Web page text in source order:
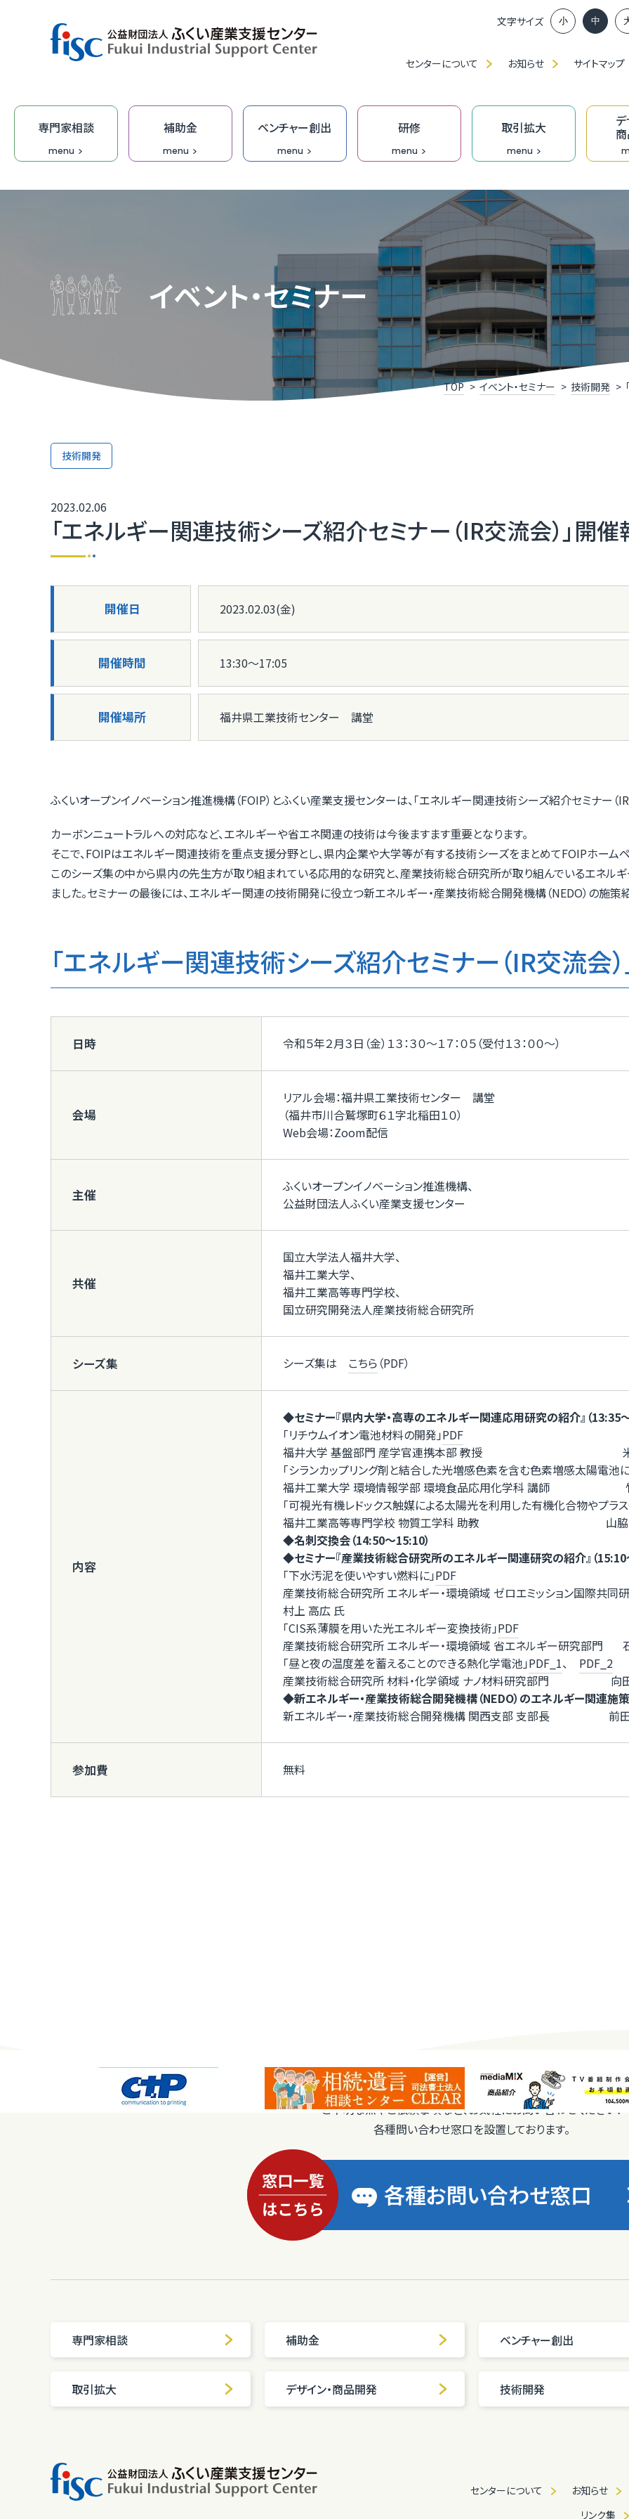
文字サイズ 小 中
センターについて お知らせ サイトマップ
専門家相談
menu
専門家の派遣 無
DX専門家派遣事業
取引かけこみ寺
補助金
menu
集客力アップに向けた課題解決応援事業助成金
ふくい創業活性化事業（成長支援）助成金 過
【参考】市町の融資・支援制度
ベンチャー創出
menu
ふくいベンチャー創出プロジェクト
福井ベンチャーピッチ ふ
IT起業家向け事務所等の貸出
研修
menu
「階層別」・「職種別／業種別」研修（中産大）
オーダーメイド研修 も
学びなおし支援
ふくいDXスクール
取引拡大
menu
デザイン研修 デ
ふくいクリエイティブホーム Cream（クリーム）
オープンイノベーション推進部賛助会員、
受託研究 技
ふくいオープンイノベーション推進機構
技術研究開発リンク集
IT・DX
無料IT相談窓口
伴走型DXプロジェクト支援事業［実行支援］
ふくいDX事例集
「ふくいDX推進宣言企業」登録企業・団体のご紹介 ふ
福井県IoT推進ラボ
イベント・セミナー
TOP イベント・セミナー 技術開発
技術開発
2023.02.06
「エネルギー関連技術シーズ紹介セミナー（IR交流会）」開
開催日 2023.02.03(金)
開催時間 13:30〜17:05
開催場所 福井県工業技術センター 講堂
ふくいオープンイノベーション推進機構（FOIP）とふくい産業支援センターは、「エネルギー関連技術シーズ紹介セミナー（
カーボンニュートラルへの対応など、エネルギーや省エネ関連の技術は今後ますます重要となります。
そこで、FOIPはエネルギー関連技術を重点支援分野とし、県内企業や大学等が有する技術シーズをまとめてFOIPホーム
このシーズ集の中から県内の先生方が取り組まれている応用的な研究と、産業技術総合研究所が取り組んでいるエネル
ました。セミナーの最後には、エネルギー関連の技術開発に役立つ新エネルギー・産業技術総合開発機構（NEDO）の施策
「エネルギー関連技術シーズ紹介セミナー（IR交流会）
日時 令和５年２月３日（金）１３：３０～１７：０５（受付１３：００～）
会場
リアル会場：福井県工業技術センター 講堂
（福井市川合鷲塚町６１字北稲田１０）
Web会場：Zoom配信
主催
ふくいオープンイノベーション推進機構、
公益財団法人ふくい産業支援センター
共催
国立大学法人福井大学、
福井工業大学、
福井工業高等専門学校、
国立研究開発法人産業技術総合研究所
シーズ集 シーズ集は こちら （PDF）
内容
◆セミナー『県内大学・高専のエネルギー関連応用研究の紹介』（13:35
「リチウムイオン電池材料の開発」PDF
福井大学 基盤部門 産学官連携本部 教授 米
「シランカップリング剤と結合した光増感色素を含む色素増感太陽電池
福井工業大学 環境情報学部 環境食品応用化学科 講師
「可視光有機レドックス触媒による太陽光を利用した有機化合物やプラス
福井工業高等専門学校 物質工学科 助教 山脇
◆名刺交換会（14:50～15:10）
◆セミナー『産業技術総合研究所のエネルギー関連研究の紹介』（15:10
「下水汚泥を使いやすい燃料に」PDF
産業技術総合研究所 エネルギー・環境領域 ゼロエミッション国際共同
村上 高広 氏
「CIS系薄膜を用いた光エネルギー変換技術」PDF
産業技術総合研究所 エネルギー・環境領域 省エネルギー研究部門
「昼と夜の温度差を蓄えることのできる熱化学電池」PDF_1、 PDF_2
産業技術総合研究所 材料・化学領域 ナノ材料研究部門 向
◆新エネルギー・産業技術総合開発機構（NEDO） のエネルギー関連施
新エネルギー・産業技術総合開発機構 関西支部 支部長 前田
参加費 無料
ご不明な点やご依頼事項など、お気軽にお問い合わせください！
各種問い合わせ窓口を設置しております。
各種お問い合わせ窓口
専門家相談 補助金 ベンチャー創出
取引拡大 デザイン・商品開発 技術開発
センターについて
お知らせ
リンク集